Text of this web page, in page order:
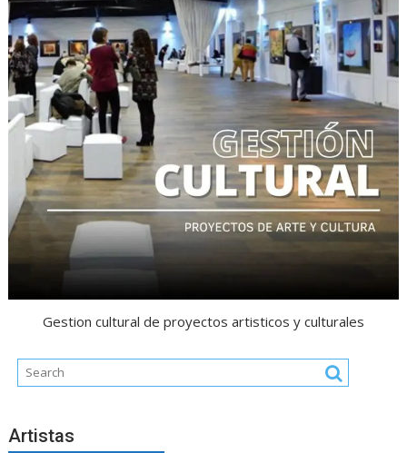
Gestion cultural de proyectos artisticos y culturales
Artistas